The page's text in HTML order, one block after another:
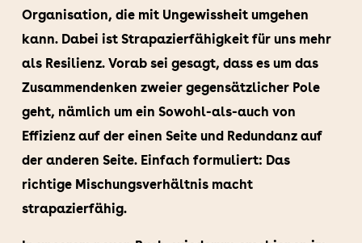
Organisation, die mit Ungewissheit umgehen
kann. Dabei ist Strapazierfähigkeit für uns mehr
als Resilienz. Vorab sei gesagt, dass es um das
Zusammendenken zweier gegensätzlicher Pole
geht, nämlich um ein Sowohl-als-auch von
Effizienz auf der einen Seite und Redundanz auf
der anderen Seite. Einfach formuliert: Das
richtige Mischungsverhältnis macht
strapazierfähig.